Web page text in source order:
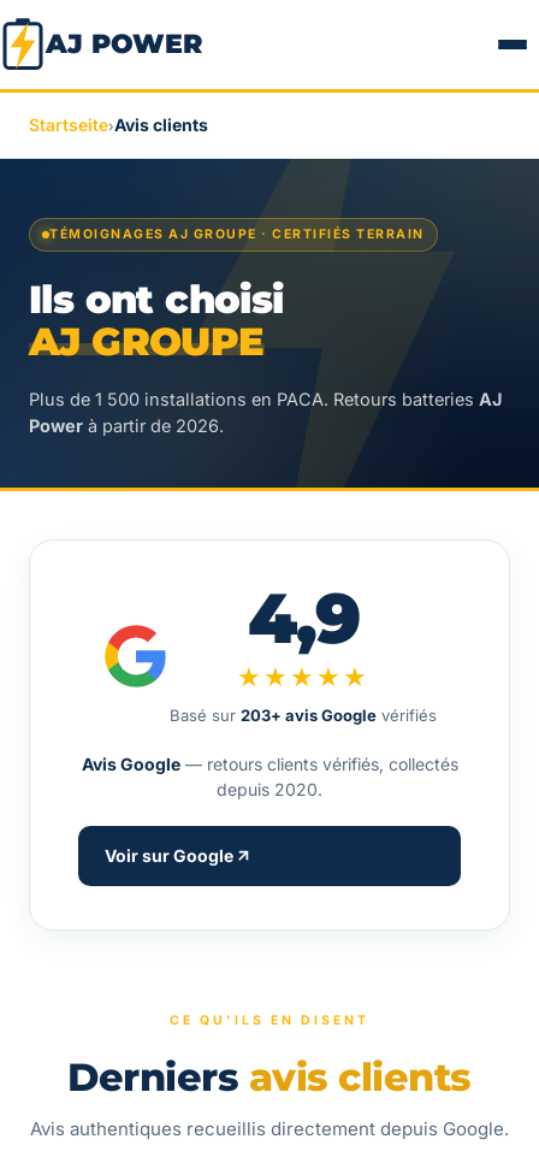
AJ POWER
Startseite›Avis clients
TÉMOIGNAGES AJ GROUPE · CERTIFIÉS TERRAIN
Ils ont choisi
AJ GROUPE
Plus de 1 500 installations en PACA. Retours batteries AJ
Power à partir de 2026.
4,9
★★★★★
Basé sur 203+ avis Google vérifiés
Avis Google— retours clients vérifiés, collectés
depuis 2020.
Voir sur Google
CE QU'ILS EN DISENT
Derniers avis clients
Avis authentiques recueillis directement depuis Google.